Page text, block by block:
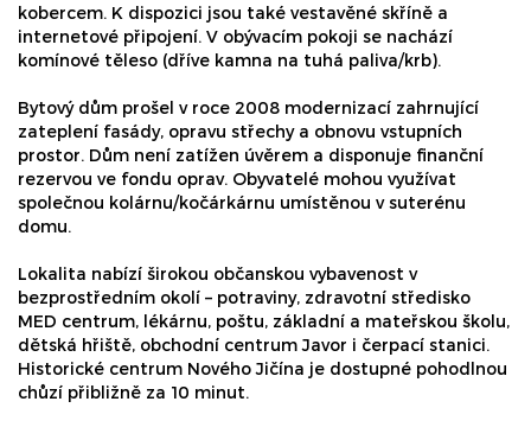
kobercem. K dispozici jsou také vestavěné skříně a
internetové připojení. V obývacím pokoji se nachází
komínové těleso (dříve kamna na tuhá paliva/krb).
Bytový dům prošel v roce 2008 modernizací zahrnující
zateplení fasády, opravu střechy a obnovu vstupních
prostor. Dům není zatížen úvěrem a disponuje finanční
rezervou ve fondu oprav. Obyvatelé mohou využívat
společnou kolárnu/kočárkárnu umístěnou v suterénu
domu.
Lokalita nabízí širokou občanskou vybavenost v
bezprostředním okolí – potraviny, zdravotní středisko
MED centrum, lékárnu, poštu, základní a mateřskou školu,
dětská hřiště, obchodní centrum Javor i čerpací stanici.
Historické centrum Nového Jičína je dostupné pohodlnou
chůzí přibližně za 10 minut.